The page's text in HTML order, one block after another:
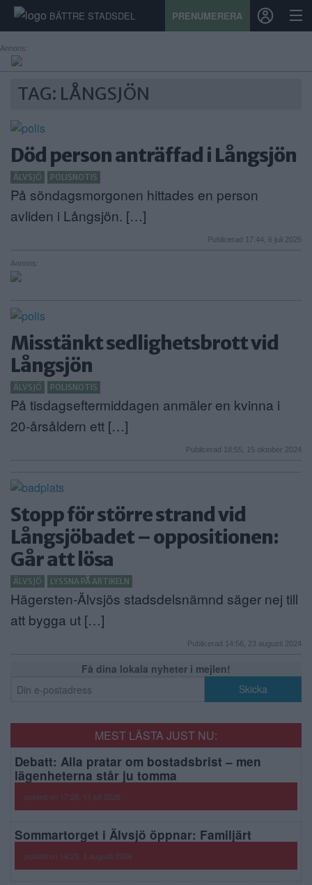
BÄTTRE STADSDEL PRENUMERERA
START
STADSDEL
PRENUMERATION
SPORT
ÅSIKTER
KONTAKT
ANNONSERA
NÄRINGSLIV
MER
Annons:
TAG: LÅNGSJÖN
Död person anträffad i Långsjön
ÄLVSJÖ POLISNOTIS
På söndagsmorgonen hittades en person
avliden i Långsjön. […]
Publicerad 17:44, 6 juli 2025
Annons:
Misstänkt sedlighetsbrott vid
Långsjön
ÄLVSJÖ POLISNOTIS
På tisdagseftermiddagen anmäler en kvinna i
20-årsåldern ett […]
Publicerad 18:55, 15 oktober 2024
Stopp för större strand vid
Långsjöbadet – oppositionen:
Går att lösa
ÄLVSJÖ LYSSNA PÅ ARTIKELN
Hägersten-Älvsjös stadsdelsnämnd säger nej till
att bygga ut […]
Publicerad 14:56, 23 augusti 2024
Få dina lokala nyheter i mejlen!
MEST LÄSTA JUST NU:
Debatt: Alla pratar om bostadsbrist – men
lägenheterna står ju tomma
posted on 17:28, 11 juli 2026
Sommartorget i Älvsjö öppnar: Familjärt
posted on 16:23, 3 augusti 2026